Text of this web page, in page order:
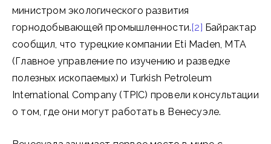
министром экологического развития
горнодобывающей промышленности.[2] Байрактар
сообщил, что турецкие компании Eti Maden, MTA
(Главное управление по изучению и разведке
полезных ископаемых) и Turkish Petroleum
International Company (TPIC) провели консультации
о том, где они могут работать в Венесуэле.